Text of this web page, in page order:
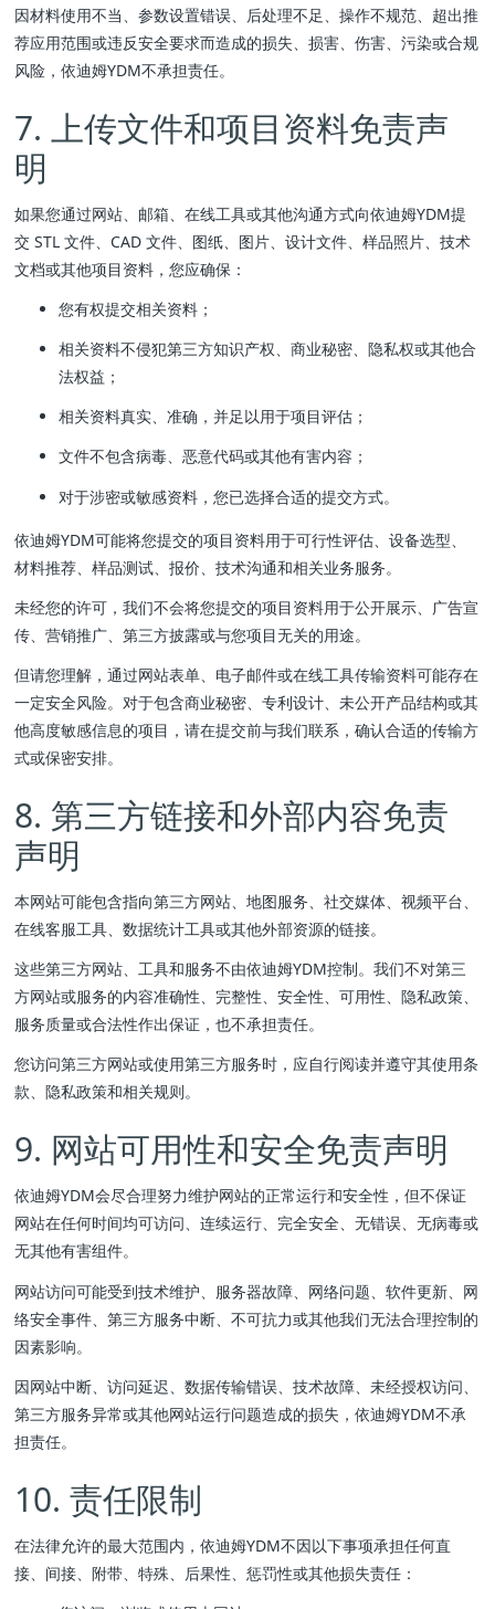
因材料使用不当、参数设置错误、后处理不足、操作不规范、超出推
荐应用范围或违反安全要求而造成的损失、损害、伤害、污染或合规
风险，依迪姆YDM不承担责任。
7. 上传文件和项目资料免责声
明
如果您通过网站、邮箱、在线工具或其他沟通方式向依迪姆YDM提
交 STL 文件、CAD 文件、图纸、图片、设计文件、样品照片、技术
文档或其他项目资料，您应确保：
您有权提交相关资料；
相关资料不侵犯第三方知识产权、商业秘密、隐私权或其他合
法权益；
相关资料真实、准确，并足以用于项目评估；
文件不包含病毒、恶意代码或其他有害内容；
对于涉密或敏感资料，您已选择合适的提交方式。
依迪姆YDM可能将您提交的项目资料用于可行性评估、设备选型、
材料推荐、样品测试、报价、技术沟通和相关业务服务。
未经您的许可，我们不会将您提交的项目资料用于公开展示、广告宣
传、营销推广、第三方披露或与您项目无关的用途。
但请您理解，通过网站表单、电子邮件或在线工具传输资料可能存在
一定安全风险。对于包含商业秘密、专利设计、未公开产品结构或其
他高度敏感信息的项目，请在提交前与我们联系，确认合适的传输方
式或保密安排。
8. 第三方链接和外部内容免责
声明
本网站可能包含指向第三方网站、地图服务、社交媒体、视频平台、
在线客服工具、数据统计工具或其他外部资源的链接。
这些第三方网站、工具和服务不由依迪姆YDM控制。我们不对第三
方网站或服务的内容准确性、完整性、安全性、可用性、隐私政策、
服务质量或合法性作出保证，也不承担责任。
您访问第三方网站或使用第三方服务时，应自行阅读并遵守其使用条
款、隐私政策和相关规则。
9. 网站可用性和安全免责声明
依迪姆YDM会尽合理努力维护网站的正常运行和安全性，但不保证
网站在任何时间均可访问、连续运行、完全安全、无错误、无病毒或
无其他有害组件。
网站访问可能受到技术维护、服务器故障、网络问题、软件更新、网
络安全事件、第三方服务中断、不可抗力或其他我们无法合理控制的
因素影响。
因网站中断、访问延迟、数据传输错误、技术故障、未经授权访问、
第三方服务异常或其他网站运行问题造成的损失，依迪姆YDM不承
担责任。
10. 责任限制
在法律允许的最大范围内，依迪姆YDM不因以下事项承担任何直
接、间接、附带、特殊、后果性、惩罚性或其他损失责任：